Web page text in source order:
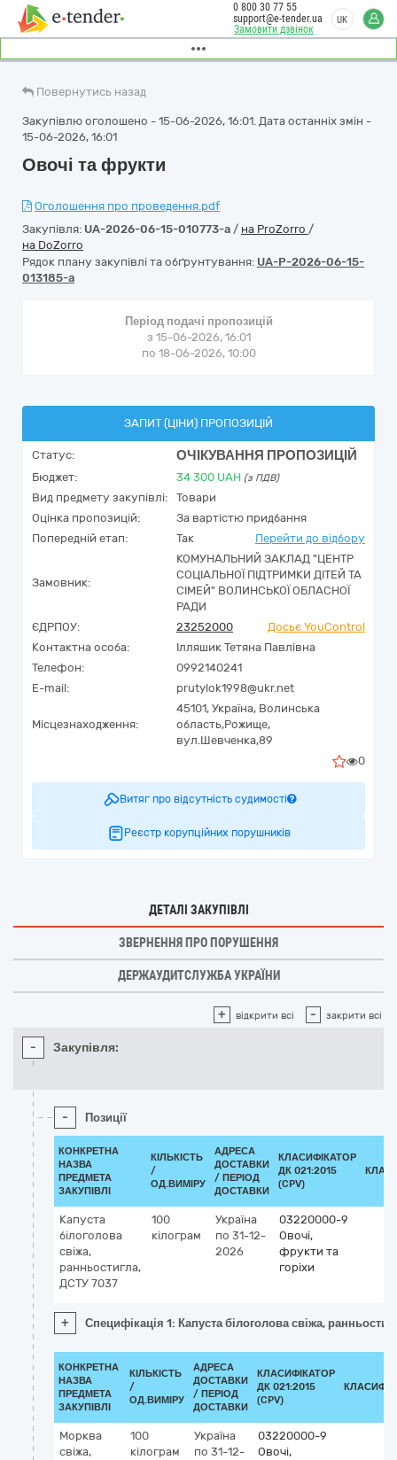
Замовити дзвінок
0 800 30 77 55
support@e-tender.ua
UK
Повернутись назад
Закупівлю оголошено - 15-06-2026, 16:01. Дата останніх змін -
15-06-2026, 16:01
Овочі та фрукти
Оголошення про проведення.pdf
Закупівля: UA-2026-06-15-010773-a / на ProZorro /
на DoZorro
Рядок плану закупівлі та обґрунтування: UA-P-2026-06-15-
013185-a
Період подачі пропозицій
з 15-06-2026, 16:01
по 18-06-2026, 10:00
ЗАПИТ (ЦІНИ) ПРОПОЗИЦІЙ
Статус: ОЧІКУВАННЯ ПРОПОЗИЦІЙ
Бюджет: 34 300 UAH (з ПДВ)
Вид предмету закупівлі:
Товари
Оцінка пропозицій:
За вартістю придбання
Попередній етап:
Так Перейти до відбору
Замовник:
КОМУНАЛЬНИЙ ЗАКЛАД "ЦЕНТР
СОЦІАЛЬНОЇ ПІДТРИМКИ ДІТЕЙ ТА
СІМЕЙ" ВОЛИНСЬКОЇ ОБЛАСНОЇ
РАДИ
ЄДРПОУ:
23252000
Досьє YouControl
Контактна особа:
Ілляшик Тетяна Павлівна
Телефон:
0992140241
E-mail:
prutylok1998@ukr.net
Місцезнаходження:
45101, Україна, Волинська
область,Рожище,
вул.Шевченка,89
0
Витяг про відсутність судимості
Реєстр корупційних порушників
ДЕТАЛІ ЗАКУПІВЛІ
ЗВЕРНЕННЯ ПРО ПОРУШЕННЯ
ДЕРЖАУДИТСЛУЖБА УКРАЇНИ
+ відкрити всі - закрити всі
- Закупівля:
- Позиції
КОНКРЕТНА
НАЗВА
ПРЕДМЕТА
ЗАКУПІВЛІ
КІЛЬКІСТЬ
/
ОД.ВИМІРУ
АДРЕСА
ДОСТАВКИ
/ ПЕРІОД
ДОСТАВКИ
КЛАСИФІКАТОР
ДК 021:2015
(CPV)
Капуста
білоголова
свіжа,
ранньостигла,
ДСТУ 7037
100
кілограм
Україна
по 31-12-
2026
03220000-9
Овочі,
фрукти та
горіхи
+ Специфікація 1: Капуста білоголова свіжа,
КОНКРЕТНА
НАЗВА
ПРЕДМЕТА
ЗАКУПІВЛІ
КІЛЬКІСТЬ
/
ОД.ВИМІРУ
АДРЕСА
ДОСТАВКИ
/ ПЕРІОД
ДОСТАВКИ
КЛАСИФІКАТОР
ДК 021:2015
(CPV)
Морква
свіжа,
100
кілограм
Україна
по 31-12-
03220000-9
Овочі,